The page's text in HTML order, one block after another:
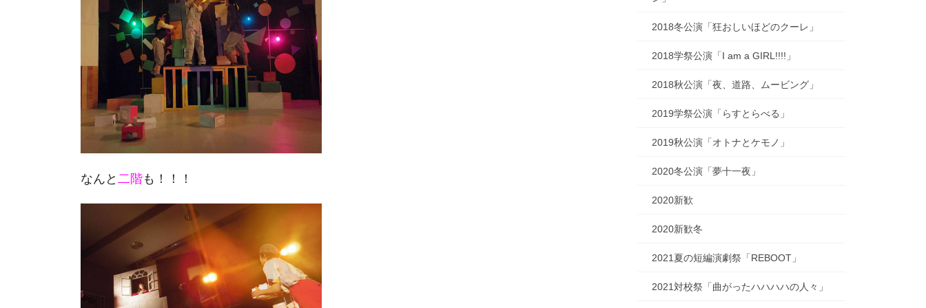
なんと 二階も！！！
2018冬公演「狂おしいほどのクーレ」
2018学祭公演「I am a GIRL!!!!」
2018秋公演「夜、道路、ムービング」
2019学祭公演「らすとらべる」
2019秋公演「オトナとケモノ」
2020冬公演「夢十一夜」
2020新歓
2020新歓冬
2021夏の短編演劇祭「REBOOT」
2021対校祭「曲がったハハハハの人々」